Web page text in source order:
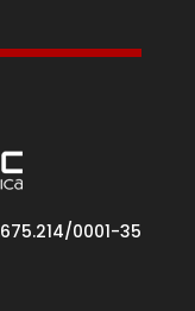
0001-35